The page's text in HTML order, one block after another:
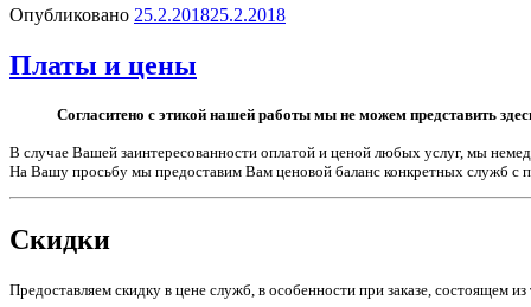
Опубликовано 25.2.201825.2.2018
Платы и цены
Согласитено с этикой нашей работы мы не можем представить
В случае Вашей заинтересованности оплатой и ценой любых услуг, мы
На Вашу просьбу мы предоставим Вам ценовой баланс конкретных служб с
Скидки
Предоставляем скидку в цене служб, в особенности при заказе,